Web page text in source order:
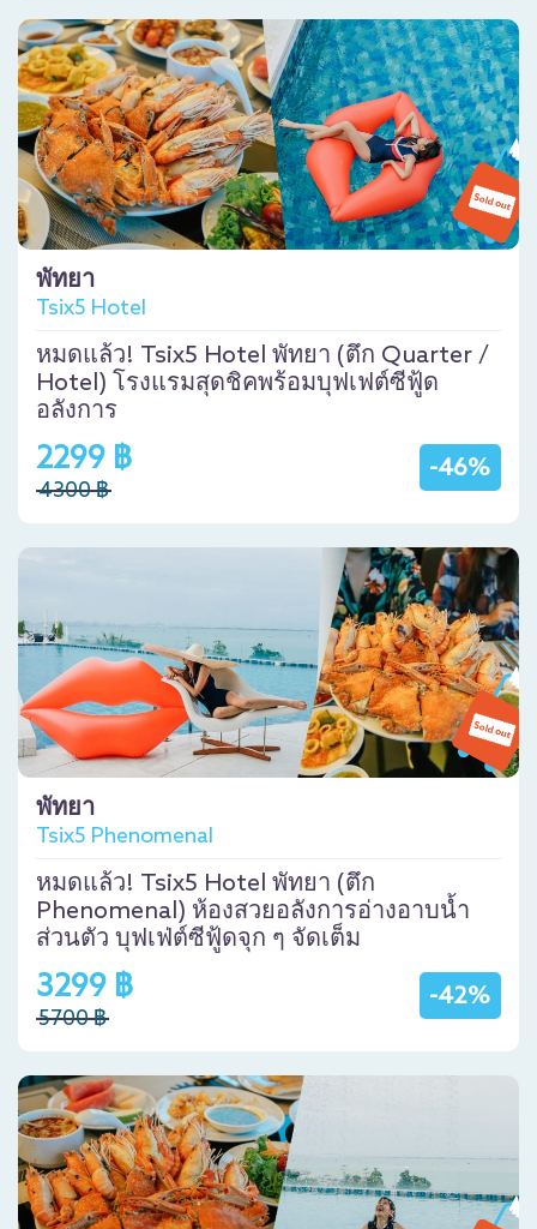
พัทยา
Tsix5 Hotel
หมดแล้ว! Tsix5 Hotel พัทยา (ตึก Quarter /
Hotel) โรงแรมสุดชิคพร้อมบุฟเฟต์ซีฟู้ด
อลังการ
-46%
2299 ฿
4300 ฿
พัทยา
Tsix5 Phenomenal
หมดแล้ว! Tsix5 Hotel พัทยา (ตึก
Phenomenal) ห้องสวยอลังการอ่างอาบน้ำ
ส่วนตัว บุฟเฟ่ต์ซีฟู้ดจุก ๆ จัดเต็ม
-42%
3299 ฿
5700 ฿